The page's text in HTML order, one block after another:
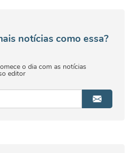
notícias como essa?
o dia com as notícias
editor